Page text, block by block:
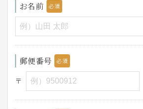
お名前
郵便番号
〒